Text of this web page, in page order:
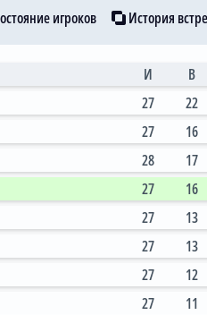
игроков История
И В
27 22
27 16
28 17
27 16
27 13
27 13
27 12
27 11